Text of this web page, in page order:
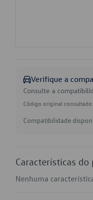
Verifique a
Consulte a
Código original consultado:
Compatibilidade
Características
Nenhuma